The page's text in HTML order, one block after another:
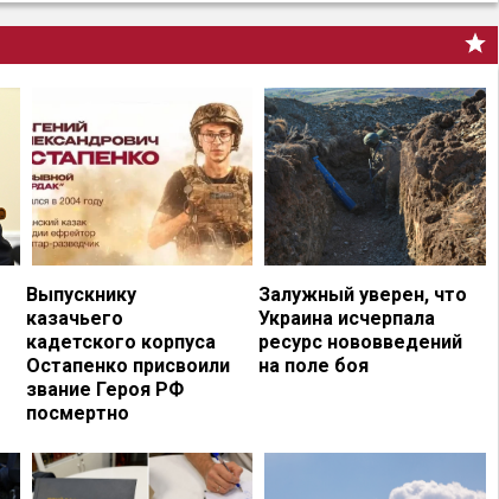
Выпускнику
казачьего
кадетского корпуса
Остапенко присвоили
звание Героя РФ
посмертно
Залужный уверен, что
Украина исчерпала
ресурс нововведений
на поле боя